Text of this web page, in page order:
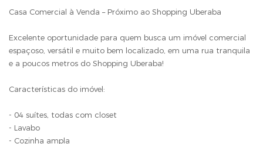
Casa Comercial à Venda – Próximo ao Shopping Uberaba
Excelente oportunidade para quem busca um imóvel comercial
espaçoso, versátil e muito bem localizado, em uma rua tranquila
e a poucos metros do Shopping Uberaba!
Características do imóvel:
- 04 suítes, todas com closet
- Lavabo
- Cozinha ampla